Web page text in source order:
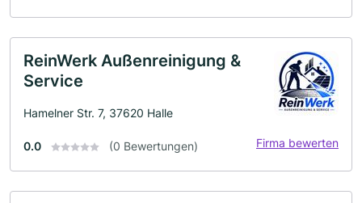
ReinWerk Außenreinigung &
Service
Hamelner Str. 7, 37620 Halle
0.0 (0 Bewertungen) Firma bewerten